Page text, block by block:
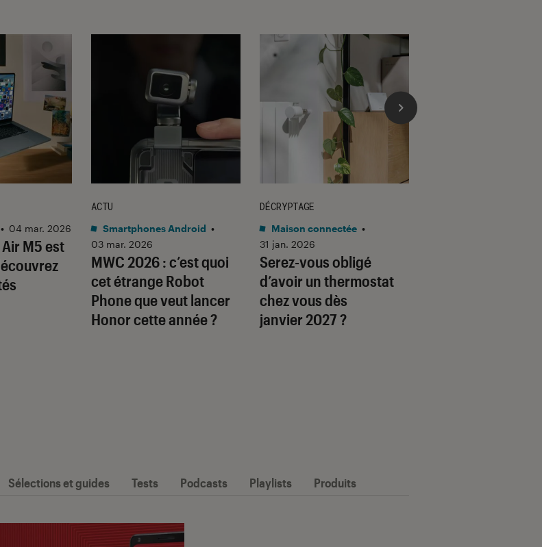
M5 est
• 04 mar. 2026
MWC 2026 : c’est quoi
cet étrange Robot
Phone que veut lancer
Honor cette année ?
ACTU
Smartphones Android •
03 mar. 2026
Serez-vous obligé
d’avoir un thermostat
chez vous dès
janvier 2027 ?
DÉCRYPTAGE
Maison connectée •
31 jan. 2026
Sélections et guides Tests Podcasts Playlists Produits